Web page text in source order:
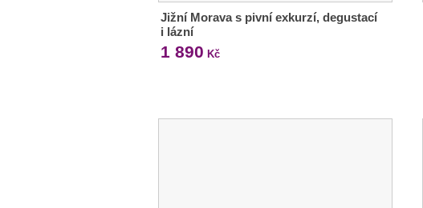
Jižní Morava s pivní exkurzí, degustací
i lázní
1 890 Kč